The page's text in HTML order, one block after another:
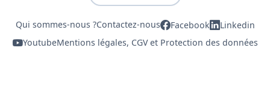
Qui sommes-nous ?Contactez-nous Facebook
Linkedin
YoutubeMentions légales, CGV et Protection des données